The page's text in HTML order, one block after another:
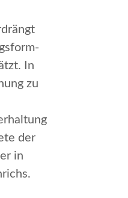
In
zu
der
in